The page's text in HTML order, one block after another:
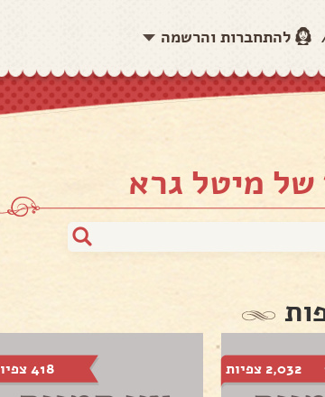
להתחברות והרשמה
של מיטל גרא
2,032 צפיות 418 צפיות